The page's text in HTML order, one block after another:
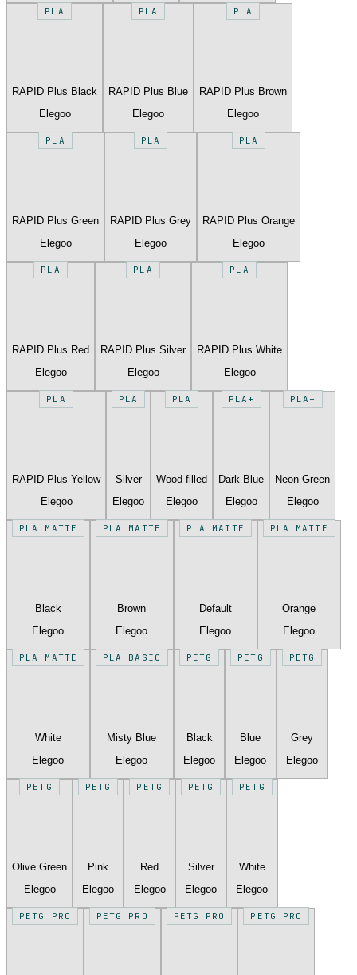
PLA
RAPID Plus Black
Elegoo
PLA
RAPID Plus Blue
Elegoo
PLA
RAPID Plus Brown
Elegoo
PLA
RAPID Plus Green
Elegoo
PLA
RAPID Plus Grey
Elegoo
PLA
RAPID Plus Orange
Elegoo
PLA
RAPID Plus Red
Elegoo
PLA
RAPID Plus Silver
Elegoo
PLA
RAPID Plus White
Elegoo
PLA
RAPID Plus Yellow
Elegoo
PLA
Silver
Elegoo
PLA
Wood filled
Elegoo
PLA+
Dark Blue
Elegoo
PLA+
Neon Green
Elegoo
PLA MATTE
Black
Elegoo
PLA MATTE
Brown
Elegoo
PLA MATTE
Default
Elegoo
PLA MATTE
Orange
Elegoo
PLA MATTE
White
Elegoo
PLA BASIC
Misty Blue
Elegoo
PETG
Black
Elegoo
PETG
Blue
Elegoo
PETG
Grey
Elegoo
PETG
Olive Green
Elegoo
PETG
Pink
Elegoo
PETG
Red
Elegoo
PETG
Silver
Elegoo
PETG
White
Elegoo
PETG PRO PETG PRO PETG PRO PETG PRO